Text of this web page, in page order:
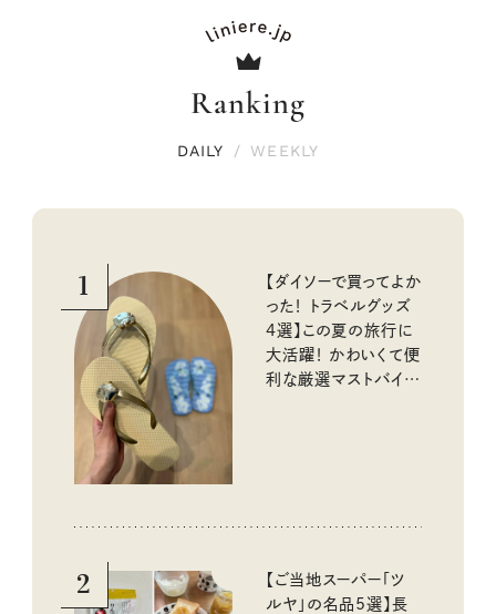
Ranking
DAILY / WEEKLY
1
【ダイソーで買ってよか
った！ トラベルグッズ
4選】この夏の旅行に
大活躍！ かわいくて便
利な厳選マストバイア
2
【ご当地スーパー「ツ
ルヤ」の名品5選】長